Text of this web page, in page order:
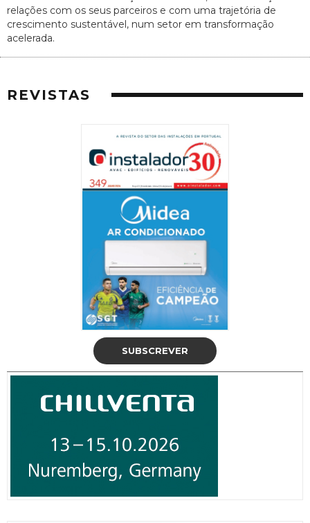
relações com os seus parceiros e com uma trajetória de
crescimento sustentável, num setor em transformação
acelerada.
REVISTAS
SUBSCREVER